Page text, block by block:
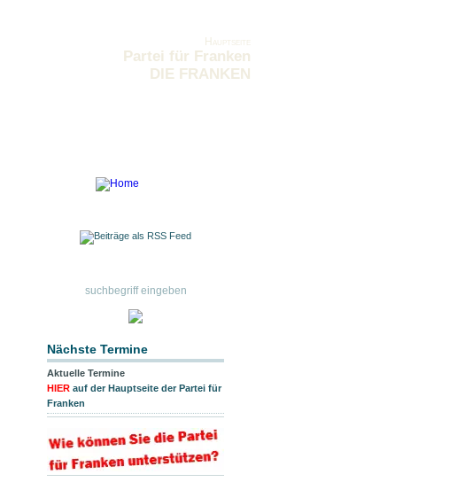
Hauptseite
Partei für Franken
DIE FRANKEN
Nächste Termine
Aktuelle Termine
HIER auf der Hauptseite der Partei für
Franken